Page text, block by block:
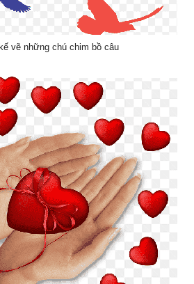
vẽ những chú chim bồ câu